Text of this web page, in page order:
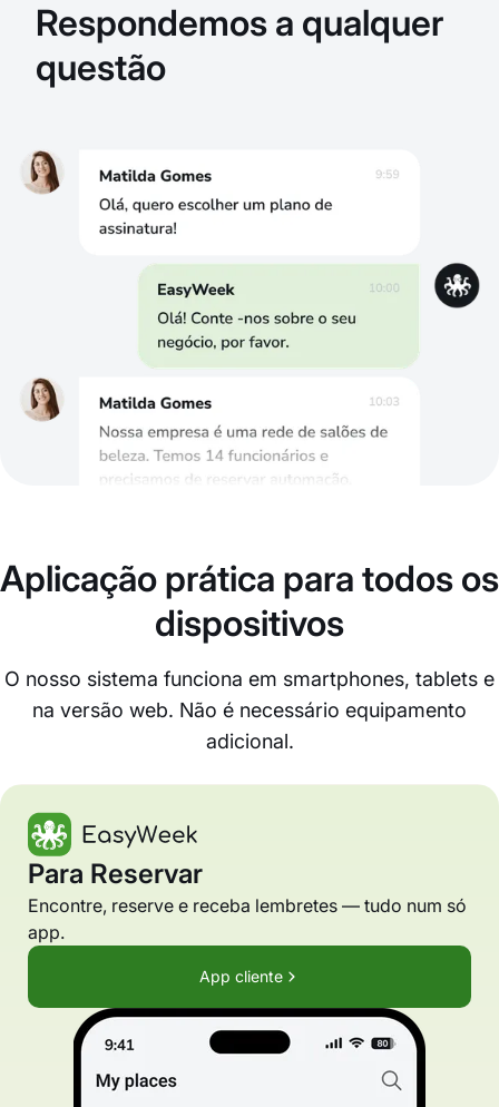
Respondemos a qualquer
questão
Aplicação prática para todos os
dispositivos
O nosso sistema funciona em smartphones, tablets e
na versão web. Não é necessário equipamento
adicional.
Para Reservar
Encontre, reserve e receba lembretes — tudo num só
app.
App cliente